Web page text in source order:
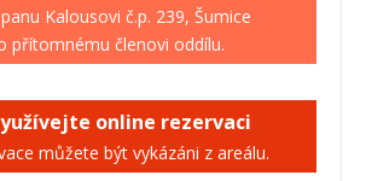
Kalousovi č.p. 239, Šumice
přítomnému členovi oddílu.
online rezervaci
můžete být vykázáni z areálu.